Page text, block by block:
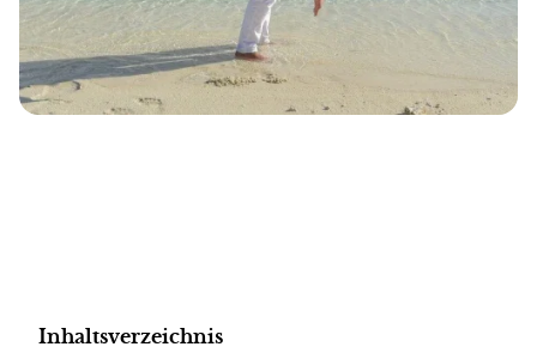
Inhaltsverzeichnis